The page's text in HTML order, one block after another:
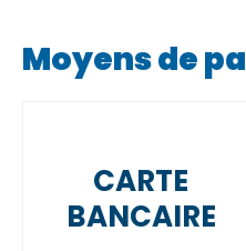
Moyens de
CARTE
BANCAIRE